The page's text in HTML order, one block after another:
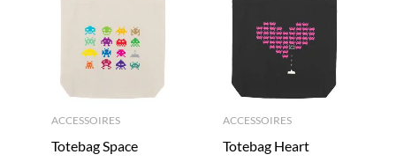
ACCESSOIRES
Totebag Space
ACCESSOIRES
Totebag Heart